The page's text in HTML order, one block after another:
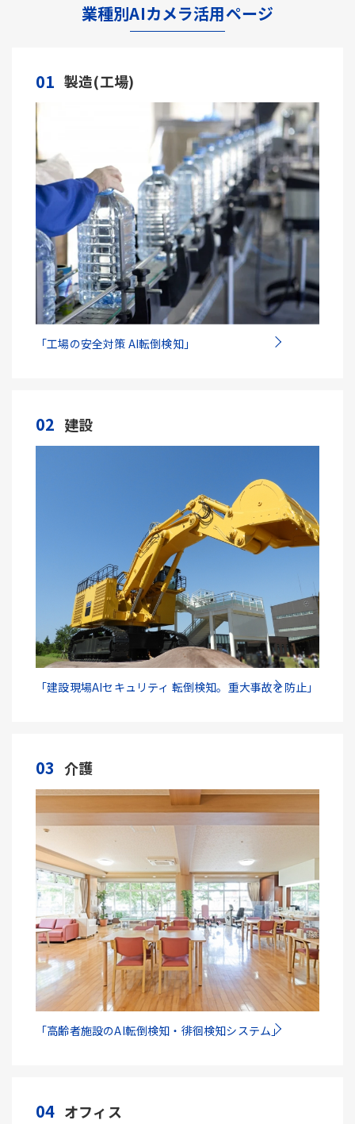
業種別AIカメラ活用ページ
01 製造(工場)
「工場の安全対策 AI転倒検知」
02 建設
「建設現場AIセキュリティ 転倒検知。重大事故を防止」
03 介護
「高齢者施設のAI転倒検知・徘徊検知システム」
04 オフィス